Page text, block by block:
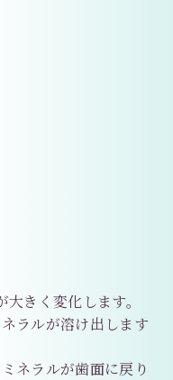
きく変化します。
ラルが溶け出します
ネラルが歯面に戻り